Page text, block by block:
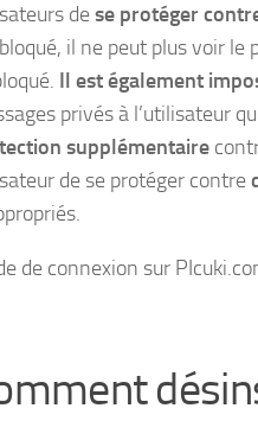
dese protéger
il ne peut plus voir le
Il est également
privés à l’utilisateur
supplémentaire
de se protéger contre
de connexion sur